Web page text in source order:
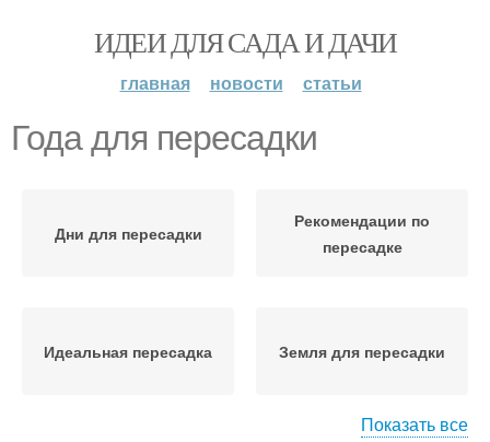
ИДЕИ ДЛЯ САДА И ДАЧИ
главная новости статьи
Года для пересадки
Дни для пересадки
Рекомендации по
пересадке
Идеальная пересадка Земля для пересадки
Показать все